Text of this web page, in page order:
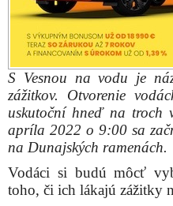
S Vesnou na vodu je
zážitkov. Otvorenie
uskutoční hneď na troch
apríla 2022 o 9:00 sa
na Dunajských ramenách.
Vodáci si budú môcť
toho, či ich lákajú zážitky